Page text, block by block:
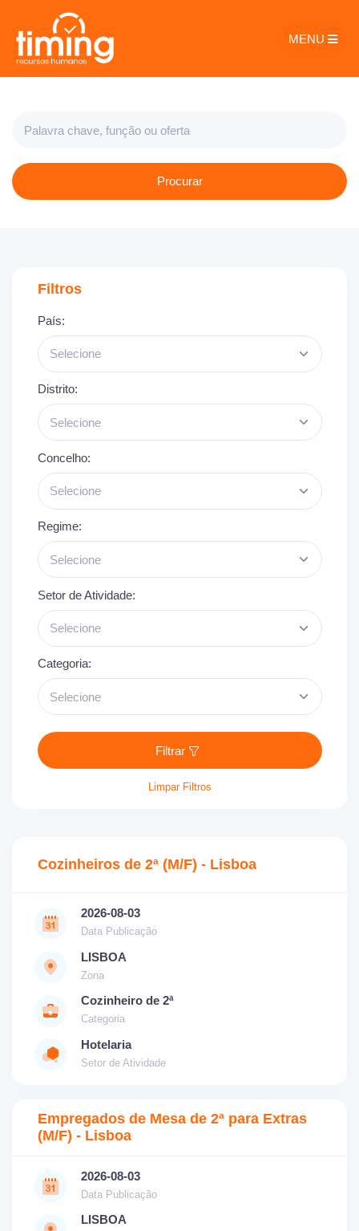
MENU
Procurar
Filtros
País:
Selecione
Distrito:
Selecione
Concelho:
Selecione
Regime:
Selecione
Setor de Atividade:
Selecione
Categoria:
Selecione
Filtrar
Limpar Filtros
Cozinheiros de 2ª (M/F) - Lisboa
2026-08-03
Data Publicação
LISBOA
Zona
Cozinheiro de 2ª
Categoria
Hotelaria
Setor de Atividade
Empregados de Mesa de 2ª para Extras
(M/F) - Lisboa
2026-08-03
Data Publicação
LISBOA